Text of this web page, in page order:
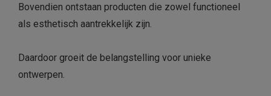
Bovendien ontstaan producten die zowel functioneel
als esthetisch aantrekkelijk zijn.
Daardoor groeit de belangstelling voor unieke
ontwerpen.